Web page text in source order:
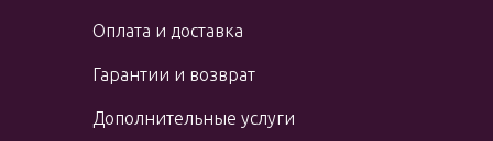
Оплата и доставка
Гарантии и возврат
Дополнительные услуги